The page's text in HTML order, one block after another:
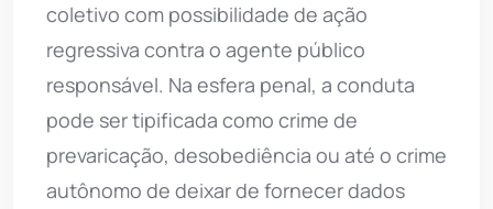
coletivo com possibilidade de ação
regressiva contra o agente público
responsável. Na esfera penal, a conduta
pode ser tipificada como crime de
prevaricação, desobediência ou até o crime
autônomo de deixar de fornecer dados